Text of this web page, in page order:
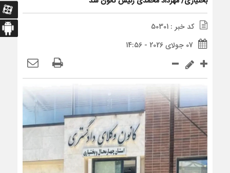
کد خبر : 50301
07 جولای 2026 - 14:56